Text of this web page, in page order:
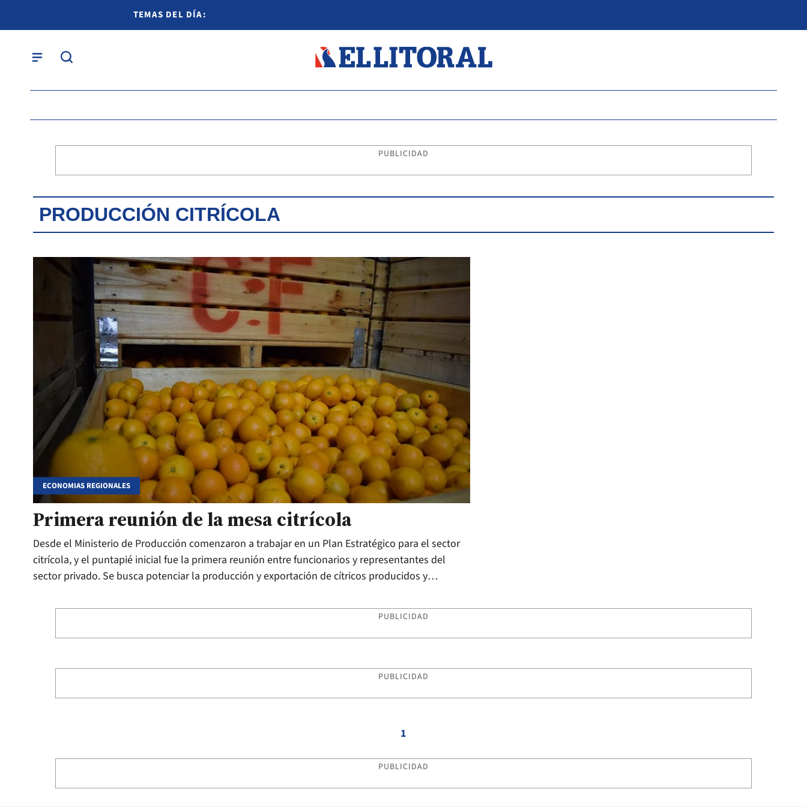
TEMAS DEL DÍA:
PUBLICIDAD
PRODUCCIÓN CITRÍCOLA
ECONOMIAS REGIONALES
Primera reunión de la mesa citrícola
Desde el Ministerio de Producción comenzaron a trabajar en un Plan Estratégico para el sector
citrícola, y el puntapié inicial fue la primera reunión entre funcionarios y representantes del
sector privado. Se busca potenciar la producción y exportación de cítricos producidos y
PUBLICIDAD
PUBLICIDAD
1
PUBLICIDAD